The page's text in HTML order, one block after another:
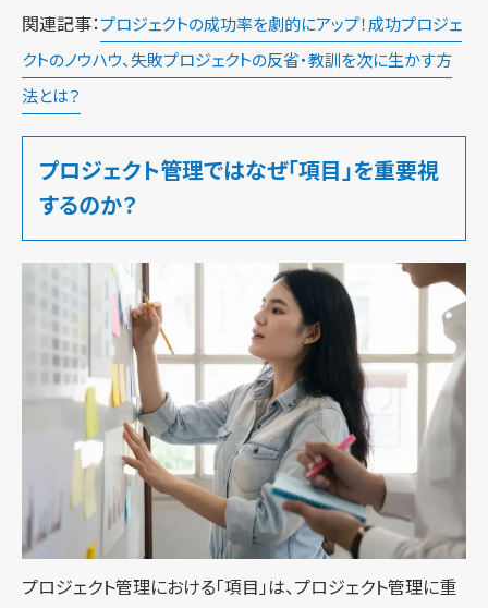
関連記事：プロジェクトの成功率を劇的にアップ！成功プロジェ
クトのノウハウ、失敗プロジェクトの反省・教訓を次に生かす方
法とは？
プロジェクト管理ではなぜ「項目」を重要視
するのか？
プロジェクト管理における「項目」は、プロジェクト管理に重